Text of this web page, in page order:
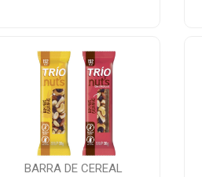
BARRA DE CEREAL